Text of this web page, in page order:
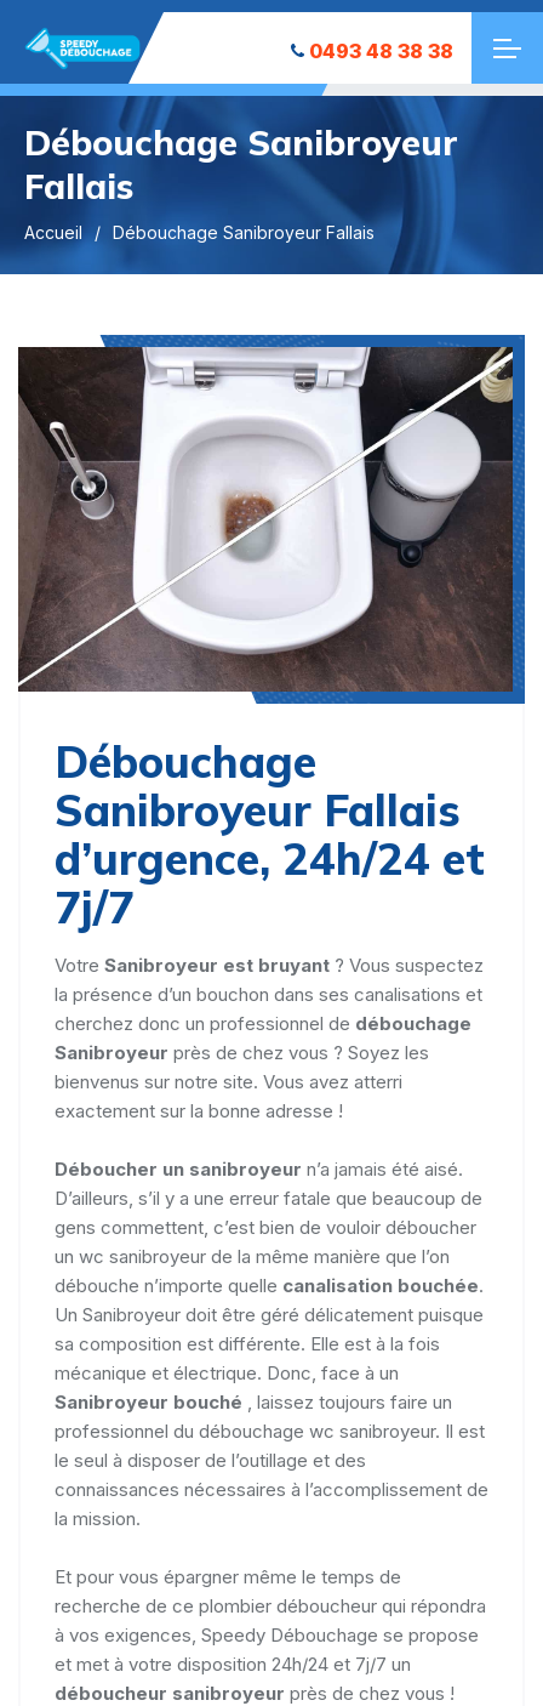
0493 48 38 38
Débouchage Sanibroyeur
Fallais
Accueil Débouchage Sanibroyeur Fallais
Débouchage
Sanibroyeur Fallais
d’urgence, 24h/24 et
7j/7
Votre Sanibroyeur est bruyant ? Vous suspectez
la présence d’un bouchon dans ses canalisations et
cherchez donc un professionnel de débouchage
Sanibroyeur près de chez vous ? Soyez les
bienvenus sur notre site. Vous avez atterri
exactement sur la bonne adresse !
Déboucher un sanibroyeur n’a jamais été aisé.
D’ailleurs, s’il y a une erreur fatale que beaucoup de
gens commettent, c’est bien de vouloir déboucher
un wc sanibroyeur de la même manière que l’on
débouche n’importe quelle canalisation bouchée.
Un Sanibroyeur doit être géré délicatement puisque
sa composition est différente. Elle est à la fois
mécanique et électrique. Donc, face à un
Sanibroyeur bouché
, laissez toujours faire un
professionnel du débouchage wc sanibroyeur. Il est
le seul à disposer de l’outillage et des
connaissances nécessaires à l’accomplissement de
la mission.
Et pour vous épargner même le temps de
recherche de ce plombier déboucheur qui répondra
à vos exigences, Speedy Débouchage se propose
et met à votre disposition 24h/24 et 7j/7 un
déboucheur sanibroyeur près de chez vous !